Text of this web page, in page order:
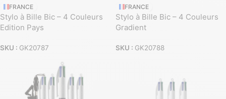
FRANCE
Stylo à Bille Bic – 4 Couleurs
Edition Pays
SKU : GK20787
FRANCE
Stylo à Bille Bic – 4 Couleurs
Gradient
SKU : GK20788